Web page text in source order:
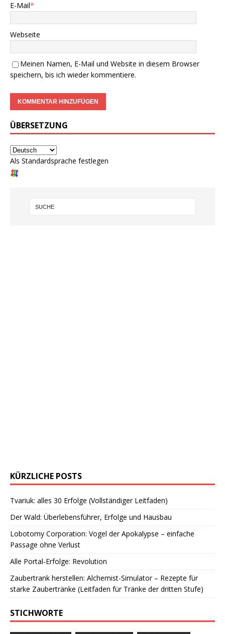
E-Mail*
Webseite
Meinen Namen, E-Mail und Website in diesem Browser
speichern, bis ich wieder kommentiere.
ÜBERSETZUNG
Als Standardsprache festlegen
KÜRZLICHE POSTS
Tvariuk: alles 30 Erfolge (Vollständiger Leitfaden)
Der Wald: Überlebensführer, Erfolge und Hausbau
Lobotomy Corporation: Vogel der Apokalypse – einfache
Passage ohne Verlust
Alle Portal-Erfolge: Revolution
Zaubertrank herstellen: Alchemist-Simulator – Rezepte für
starke Zaubertränke (Leitfaden für Tränke der dritten Stufe)
STICHWORTE